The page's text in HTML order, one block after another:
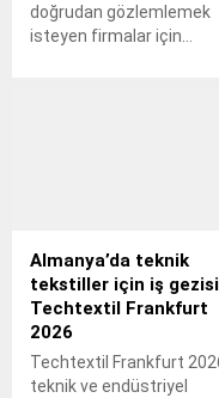
doğrudan gözlemlemek
isteyen firmalar için...
Almanya’da teknik
tekstiller için iş
Techtextil Frankfurt
2026
Techtextil Frankfurt
teknik ve endüstriyel